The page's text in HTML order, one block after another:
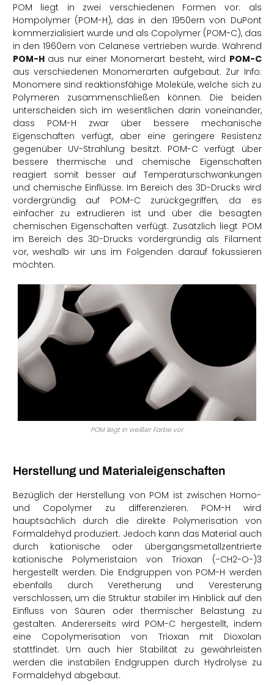
POM liegt in zwei verschiedenen Formen vor: als
Hompolymer (POM-H), das in den 1950ern von DuPont
kommerzialisiert wurde und als Copolymer (POM-C), das
in den 1960ern von Celanese vertrieben wurde. Während
POM-Haus nur einer Monomerart besteht, wird POM-C
aus verschiedenen Monomerarten aufgebaut. Zur Info:
Monomere sind reaktionsfähige Moleküle, welche sich zu
Polymeren zusammenschließen können. Die beiden
unterscheiden sich im wesentlichen darin voneinander,
dass POM-H zwar über bessere mechanische
Eigenschaften verfügt, aber eine geringere Resistenz
gegenüber UV-Strahlung besitzt. POM-C verfügt über
bessere thermische und chemische Eigenschaften
reagiert somit besser auf Temperaturschwankungen
und chemische Einflüsse. Im Bereich des 3D-Drucks wird
vordergründig auf POM-C zurückgegriffen, da es
einfacher zu extrudieren ist und über die besagten
chemischen Eigenschaften verfügt. Zusätzlich liegt POM
im Bereich des 3D-Drucks vordergründig als Filament
vor, weshalb wir uns im Folgenden darauf fokussieren
möchten.
POM liegt in weißer Farbe vor
Herstellung und Materialeigenschaften
Bezüglich der Herstellung von POM ist zwischen Homo-
und Copolymer zu differenzieren. POM-H wird
hauptsächlich durch die direkte Polymerisation von
Formaldehyd produziert. Jedoch kann das Material auch
durch kationische oder übergangsmetallzentrierte
kationische Polymeristaion von Trioxan (-CH2-O-)3
hergestellt werden. Die Endgruppen von POM-H werden
ebenfalls durch Veretherung und Veresterung
verschlossen, um die Struktur stabiler im Hinblick auf den
Einfluss von Säuren oder thermischer Belastung zu
gestalten. Andererseits wird POM-C hergestellt, indem
eine Copolymerisation von Trioxan mit Dioxolan
stattfindet. Um auch hier Stabilität zu gewährleisten
werden die instabilen Endgruppen durch Hydrolyse zu
Formaldehyd abgebaut.